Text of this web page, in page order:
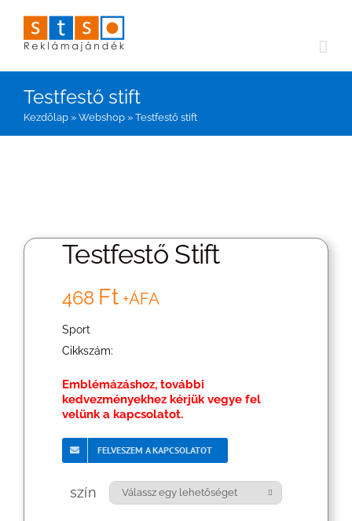
Testfestő stift
Kezdőlap » Webshop » Testfestő stift
Testfestő Stift
468 Ft +ÁFA
Sport
Cikkszám:
Emblémázáshoz, további
kedvezményekhez kérjük vegye fel
velünk a kapcsolatot.
FELVESZEM A KAPCSOLATOT
szín 